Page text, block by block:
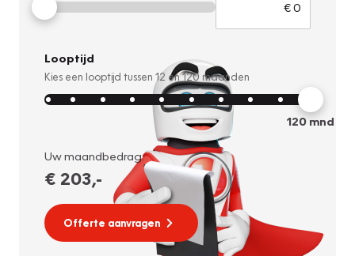
Looptijd
Kies een looptijd tussen 12 en120 maanden
120mnd
Uw maandbedrag:
€ 203,-
Offerte aanvragen